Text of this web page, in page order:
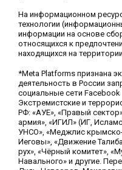
На информационном
технологии
информации на основе
относящихся к
находящихся на
*Meta Platforms признана
деятельность в России
социальные сети
Экстремистские и
РФ: «АУЕ», «Правый
армия», «ИГИЛ» (ИГ,
УНСО», «Меджлис крымско-
Иеговы», «Движение
рух», «Чёрный комитет»,
Навального» и другие.